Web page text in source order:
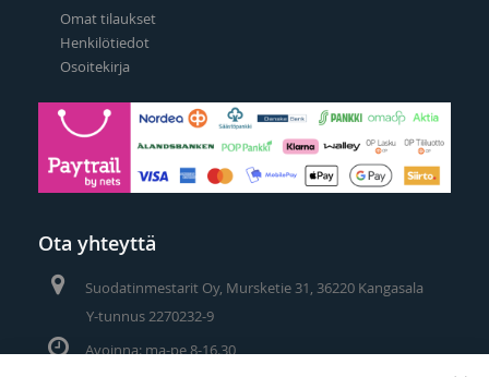
Omat tilaukset
Henkilötiedot
Osoitekirja
Ota yhteyttä
Suodatinmestarit Oy, Mursketie 31, 36220 Kangasala
Y-tunnus 2270232-9
Avoinna: ma-pe 8-16.30